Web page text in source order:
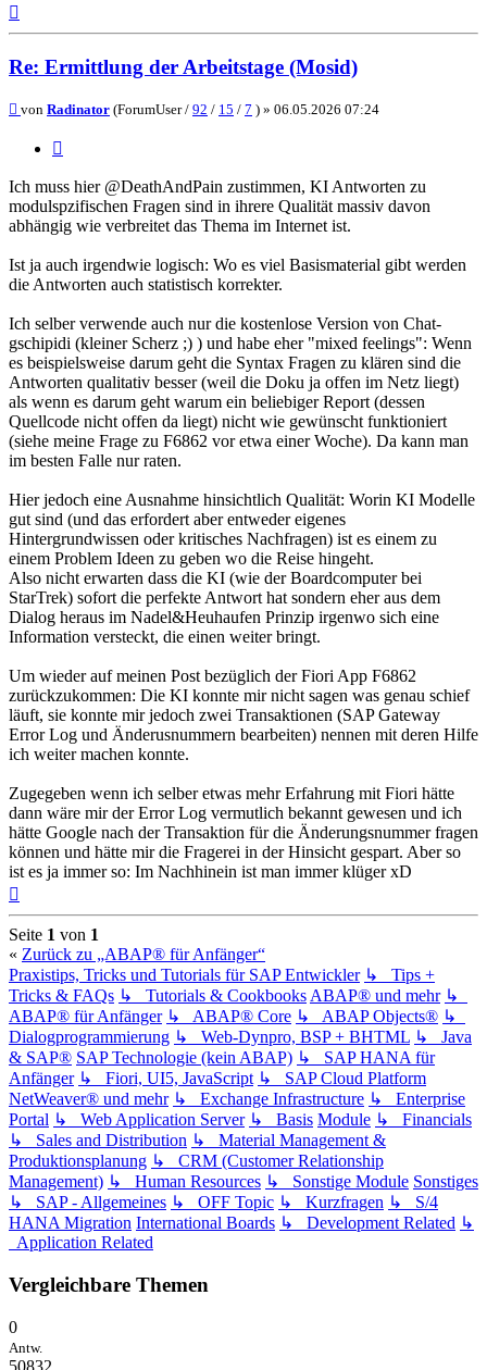
Re: Ermittlung der Arbeitstage (Mosid)
Beitrag
von Radinator (ForumUser / 92 / 15 / 7 ) » 06.05.2026 07:24
Ich muss hier @DeathAndPain zustimmen, KI Antworten zu
modulspzifischen Fragen sind in ihrere Qualität massiv davon
abhängig wie verbreitet das Thema im Internet ist.
Ist ja auch irgendwie logisch: Wo es viel Basismaterial gibt werden
die Antworten auch statistisch korrekter.
Ich selber verwende auch nur die kostenlose Version von Chat-
gschipidi (kleiner Scherz ;) ) und habe eher "mixed feelings": Wenn
es beispielsweise darum geht die Syntax Fragen zu klären sind die
Antworten qualitativ besser (weil die Doku ja offen im Netz liegt)
als wenn es darum geht warum ein beliebiger Report (dessen
Quellcode nicht offen da liegt) nicht wie gewünscht funktioniert
(siehe meine Frage zu F6862 vor etwa einer Woche). Da kann man
im besten Falle nur raten.
Hier jedoch eine Ausnahme hinsichtlich Qualität: Worin KI Modelle
gut sind (und das erfordert aber entweder eigenes
Hintergrundwissen oder kritisches Nachfragen) ist es einem zu
einem Problem Ideen zu geben wo die Reise hingeht.
Also nicht erwarten dass die KI (wie der Boardcomputer bei
StarTrek) sofort die perfekte Antwort hat sondern eher aus dem
Dialog heraus im Nadel&Heuhaufen Prinzip irgenwo sich eine
Information versteckt, die einen weiter bringt.
Um wieder auf meinen Post bezüglich der Fiori App F6862
zurückzukommen: Die KI konnte mir nicht sagen was genau schief
läuft, sie konnte mir jedoch zwei Transaktionen (SAP Gateway
Error Log und Änderusnummern bearbeiten) nennen mit deren Hilfe
ich weiter machen konnte.
Zugegeben wenn ich selber etwas mehr Erfahrung mit Fiori hätte
dann wäre mir der Error Log vermutlich bekannt gewesen und ich
hätte Google nach der Transaktion für die Änderungsnummer fragen
können und hätte mir die Fragerei in der Hinsicht gespart. Aber so
ist es ja immer so: Im Nachhinein ist man immer klüger xD
Seite 1 von 1
« Zurück zu „ABAP® für Anfänger“
Praxistips, Tricks und Tutorials für SAP Entwickler ↳ Tips +
Tricks & FAQs ↳ Tutorials & Cookbooks ABAP® und mehr ↳
ABAP® für Anfänger ↳ ABAP® Core ↳ ABAP Objects® ↳
Dialogprogrammierung ↳ Web-Dynpro, BSP + BHTML ↳ Java
& SAP® SAP Technologie (kein ABAP) ↳ SAP HANA für
Anfänger ↳ Fiori, UI5, JavaScript ↳ SAP Cloud Platform
NetWeaver® und mehr ↳ Exchange Infrastructure ↳ Enterprise
Portal ↳ Web Application Server ↳ Basis Module ↳ Financials
↳ Sales and Distribution ↳ Material Management &
Produktionsplanung ↳ CRM (Customer Relationship
Management) ↳ Human Resources ↳ Sonstige Module Sonstiges
↳ SAP - Allgemeines ↳ OFF Topic ↳ Kurzfragen ↳ S/4
HANA Migration International Boards ↳ Development Related ↳
Application Related
Vergleichbare Themen
0
Antw.
50832